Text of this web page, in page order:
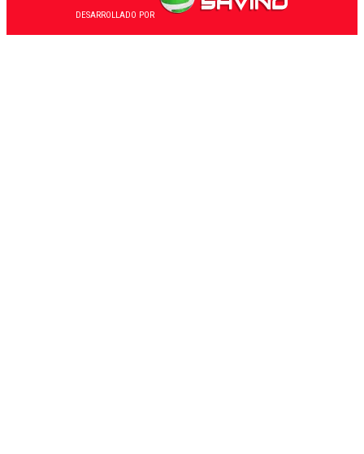
DESARROLLADO POR